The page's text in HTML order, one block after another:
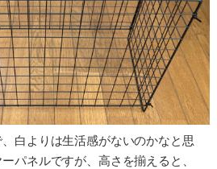
白よりは生活感がないのかなと思
パネルですが、高さを揃えると、